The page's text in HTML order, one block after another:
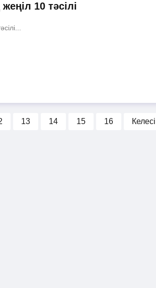
10 тәсілі
13 14 15 16 Келесі